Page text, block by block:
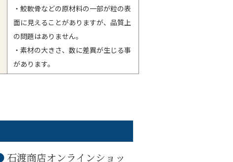
・鮫軟骨などの原材料の一部が粒の表
面に見えることがありますが、品質上
の問題はありません。
・素材の大きさ、数に差異が生じる事
があります。
石渡商店オンラインショッ